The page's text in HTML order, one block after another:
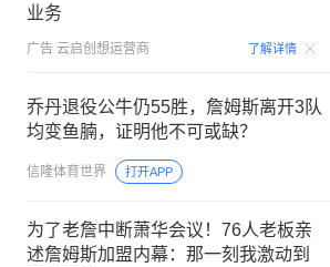
业务
广告 云启创想运营商 了解详情
乔丹退役公牛仍55胜，詹姆斯离开3队
均变鱼腩，证明他不可或缺？
信隆体育世界 打开APP
为了老詹中断萧华会议！76人老板亲
述詹姆斯加盟内幕：那一刻我激动到